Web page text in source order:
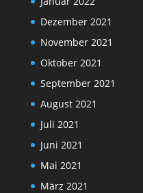
Dezember 2021
November 2021
Oktober 2021
September 2021
August 2021
Juli 2021
Juni 2021
Mai 2021
März 2021